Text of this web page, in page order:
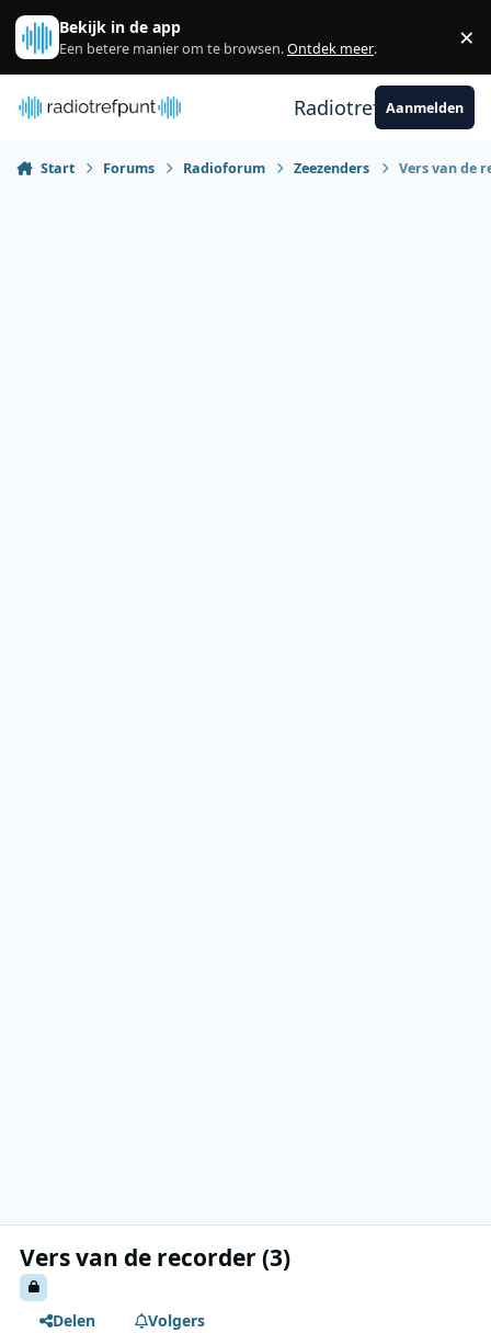
Spring naar bijdragen
Bekijk in de app
Een betere manier om te browsen.Ontdek meer. ×
RadiotrefpuntAanmelden
Start Forums Radioforum Zeezenders Vers van de
Vers van de recorder (3)
Delen
Volgers